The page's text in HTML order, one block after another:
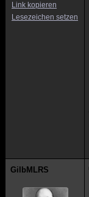
Link kopieren
Lesezeichen setzen
GilbMLRS